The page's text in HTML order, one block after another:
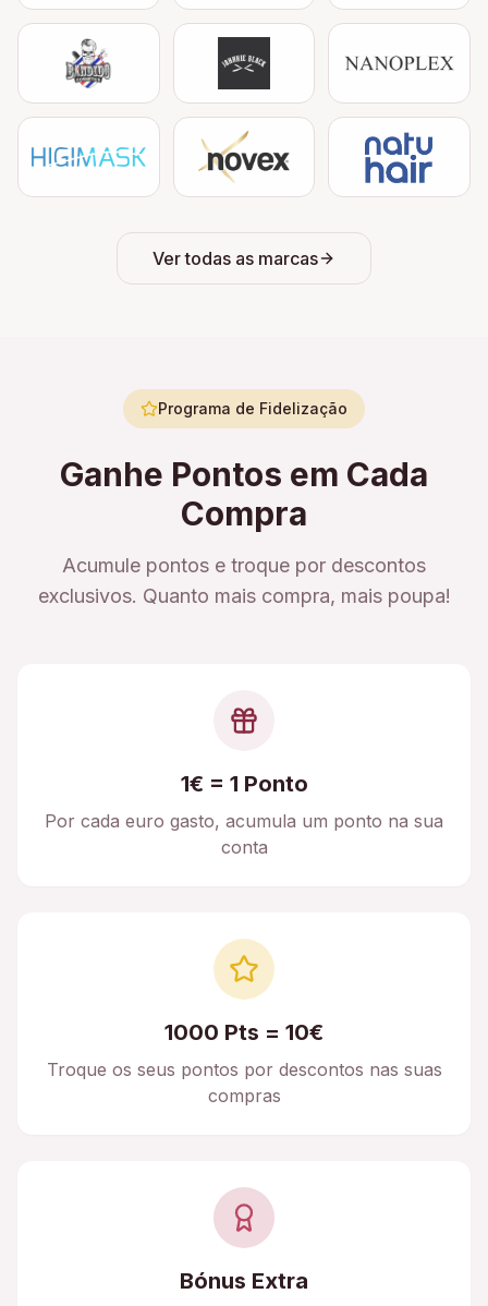
Ver todas as marcas
Programa de Fidelização
Ganhe Pontos em Cada
Compra
Acumule pontos e troque por descontos
exclusivos. Quanto mais compra, mais poupa!
1€ = 1 Ponto
Por cada euro gasto, acumula um ponto na sua
conta
1000 Pts = 10€
Troque os seus pontos por descontos nas suas
compras
Bónus Extra